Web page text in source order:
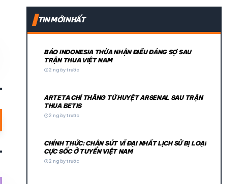
© 2026 TT24H
TIN MỚI NHẤT
BÁO INDONESIA THỪA NHẬN ĐIỀU ĐÁNG SỢ SAU
TRẬN THUA VIỆT NAM
schedule2 ngày trước
ARTETA CHỈ THẲNG TỬ HUYỆT ARSENAL SAU TRẬN
THUA BETIS
schedule2 ngày trước
CHÍNH THỨC: CHÂN SÚT VĨ ĐẠI NHẤT LỊCH SỬ BỊ LOẠI
CỰC SỐC Ở TUYỂN VIỆT NAM
schedule2 ngày trước